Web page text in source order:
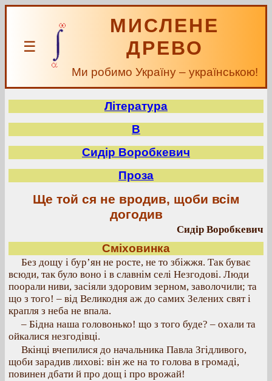
☰
МИСЛЕНЕ
ДРЕВО
Ми робимо Україну – українською!
Література
В
Сидір Воробкевич
Проза
Ще той ся не вродив, щоби всім
догодив
Сидір Воробкевич
Сміховинка
Без дощу і бур’ян не росте, не то збіжжя. Так буває
всюди, так було воно і в славнім селі Незгодові. Люди
поорали ниви, засіяли здоровим зерном, заволочили; та
що з того! – від Великодня аж до самих Зелених свят і
крапля з неба не впала.
– Бідна наша головонько! що з того буде? – охали та
ойкалися незгодівці.
Вкінці вчепилися до начальника Павла Згідливого,
щоби зарадив лихові: він же на то голова в громаді,
повинен дбати й про дощ і про врожай!